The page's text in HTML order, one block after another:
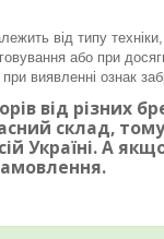
від типу
або при
виявленні ознак
від різних
склад,
Україні. А